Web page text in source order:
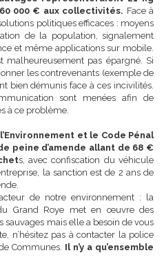
000 € aux collectivités. Face à
politiques efficaces : moyens
de la population, signalement
et même applications sur mobile.
malheureusement pas épargné. Si
les contrevenants (exemple de
bien démunis face à ces incivilités.
sont menées afin de
à ce problème.
et le Code Pénal
peine d’amende allant de 68 €
s, avec confiscation du véhicule
la sanction est de 2 ans de
de notre environnement : la
Grand Roye met en œuvre des
sauvages mais elle a besoin de vous
n’hésitez pas à contacter la police
Communes. Il n’y a qu’ensemble